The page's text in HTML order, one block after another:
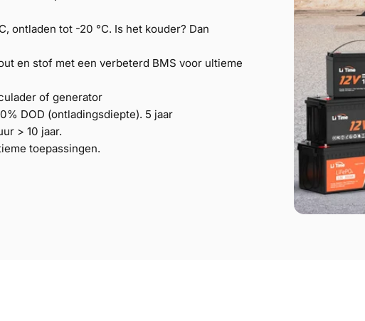
ontladen tot -20 °C. Is het kouder? Dan
en stof met een verbeterd BMS voor ultieme
of generator
DOD (ontladingsdiepte). 5 jaar
> 10 jaar.
toepassingen.